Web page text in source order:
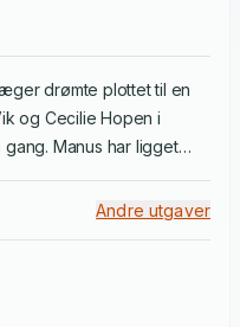
drømte plottet til en
og Cecilie Hopen i
Manus har ligget
og presenterer
det er med sine
lagret på forfatterens
til 80-tallet -
Andre utgaver